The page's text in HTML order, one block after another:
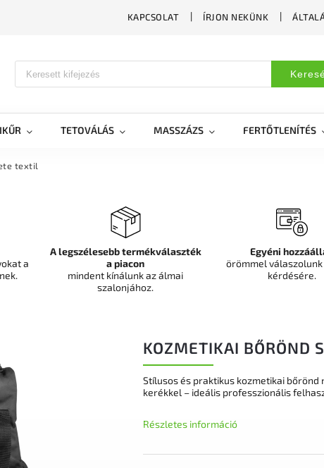
KAPCSOLAT ÍRJON NEKÜNK
TETOVÁLÁS MASSZÁZS FERTŐTLENÍTÉS
textil
KOZMETIKAI BŐRÖND
Stílusos és praktikus kozmetikai
kerékkel – ideális professzionális
Részletes információ
a
A legszélesebb termékválaszték
a piacon
mindent kínálunk az álmai
szalonjához.
Egyéni
örömmel válaszolunk
kérdésére.